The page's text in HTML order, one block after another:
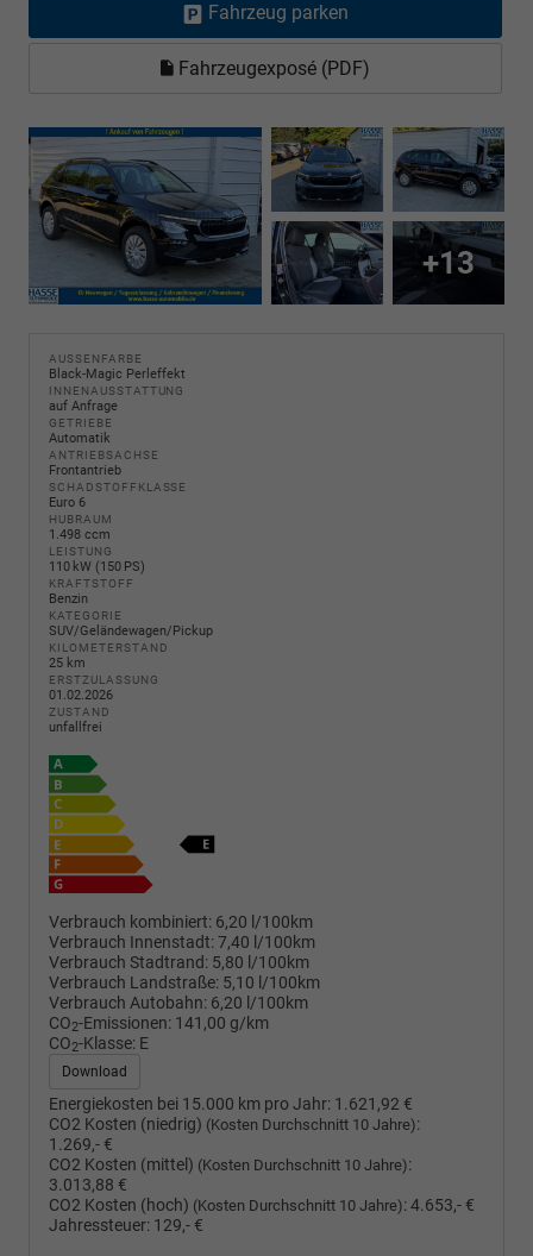
Fahrzeug parken
Fahrzeugexposé (PDF)
+13
AUSSENFARBE
Black-Magic Perleffekt
INNENAUSSTATTUNG
auf Anfrage
GETRIEBE
Automatik
ANTRIEBSACHSE
Frontantrieb
SCHADSTOFFKLASSE
Euro 6
HUBRAUM
1.498 ccm
LEISTUNG
110 kW (150 PS)
KRAFTSTOFF
Benzin
KATEGORIE
SUV/Geländewagen/Pickup
KILOMETERSTAND
25 km
ERSTZULASSUNG
01.02.2026
ZUSTAND
unfallfrei
Verbrauch kombiniert: 6,20 l/100km
Verbrauch Innenstadt:7,40 l/100km
Verbrauch Stadtrand: 5,80 l/100km
Verbrauch Landstraße: 5,10 l/100km
Verbrauch Autobahn: 6,20 l/100km
CO2-Emissionen: 141,00 g/km
CO2-Klasse: E
Download
Energiekosten bei 15.000 km pro Jahr: 1.621,92 €
CO2 Kosten (niedrig) (Kosten Durchschnitt 10 Jahre):
1.269,- €
CO2 Kosten (mittel) (Kosten Durchschnitt 10 Jahre):
3.013,88 €
CO2 Kosten (hoch) (Kosten Durchschnitt 10 Jahre):4.653,- €
Jahressteuer: 129,- €